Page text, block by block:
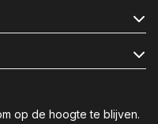
op de hoogte te blijven.